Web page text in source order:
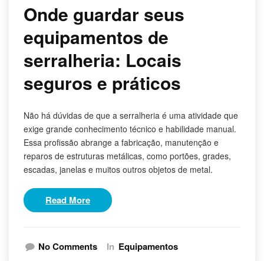
Onde guardar seus
equipamentos de
serralheria: Locais
seguros e práticos
Não há dúvidas de que a serralheria é uma atividade que
exige grande conhecimento técnico e habilidade manual.
Essa profissão abrange a fabricação, manutenção e
reparos de estruturas metálicas, como portões, grades,
escadas, janelas e muitos outros objetos de metal.
Read More
No Comments In Equipamentos